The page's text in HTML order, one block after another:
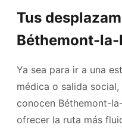
Tus
Béthemont-la-
Ya sea para ir a una
médica o salida
conocen Béthemont-
ofrecer la ruta más